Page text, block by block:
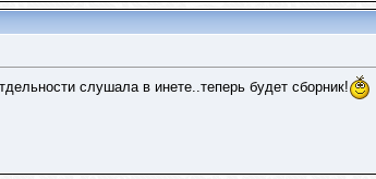
слушала в инете..теперь будет сборник!